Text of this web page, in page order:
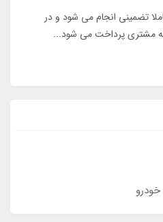
تضمینی انجام می شود و در